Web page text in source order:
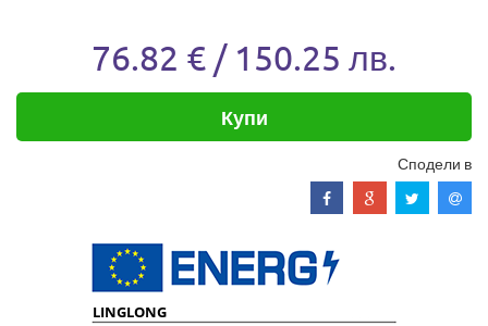
76.82 € / 150.25 лв.
Купи
Сподели в
LINGLONG